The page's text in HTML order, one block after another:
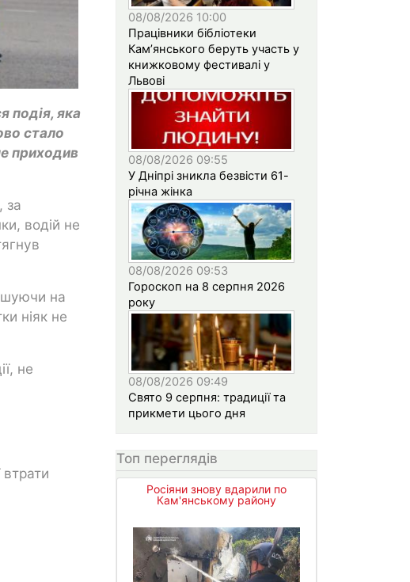
подія, яка
стало
приходив
за
водій не
на
ніяк не
не
втрати
08/08/2026 10:00
Працівники бібліотеки
Кам’янського беруть участь у
книжковому фестивалі у
Львові
08/08/2026 09:55
У Дніпрі зникла безвісти 61-
річна жінка
08/08/2026 09:53
Гороскоп на 8 серпня 2026
року
08/08/2026 09:49
Свято 9 серпня: традиції та
прикмети цього дня
Топ переглядів
Росіяни знову вдарили по
Кам'янському району